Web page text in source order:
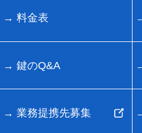
料金表
鍵のQ&A
業務提携先募集